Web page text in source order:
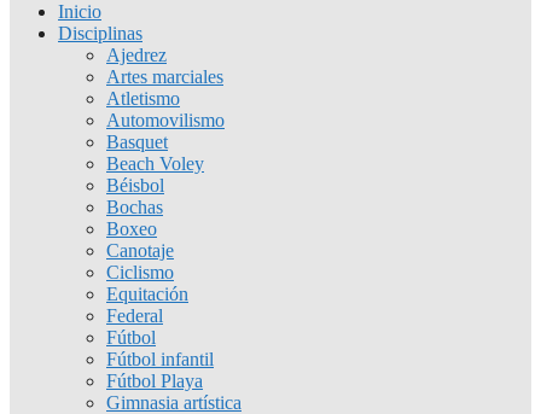
Inicio
Disciplinas
Ajedrez
Artes marciales
Atletismo
Automovilismo
Basquet
Beach Voley
Béisbol
Bochas
Boxeo
Canotaje
Ciclismo
Equitación
Federal
Fútbol
Fútbol infantil
Fútbol Playa
Gimnasia artística